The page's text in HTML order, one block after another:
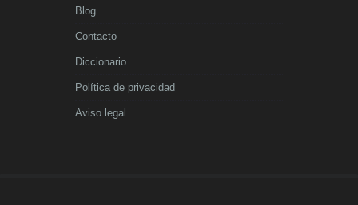
Blog
Contacto
Diccionario
Política de privacidad
Aviso legal